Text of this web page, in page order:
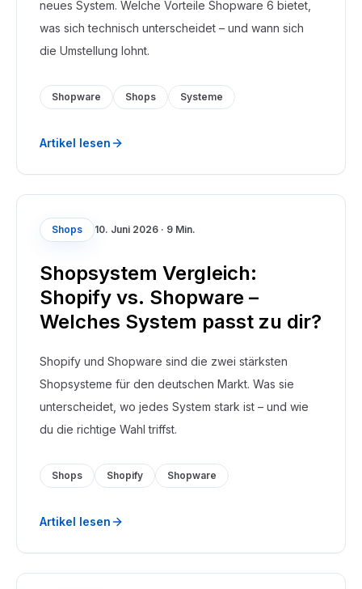
neues System. Welche Vorteile Shopware 6 bietet,
was sich technisch unterscheidet – und wann sich
die Umstellung lohnt.
Shopware Shops Systeme
Artikel lesen
Shops 10. Juni 2026 · 9 Min.
Shopsystem Vergleich:
Shopify vs. Shopware –
Welches System passt zu dir?
Shopify und Shopware sind die zwei stärksten
Shopsysteme für den deutschen Markt. Was sie
unterscheidet, wo jedes System stark ist – und wie
du die richtige Wahl triffst.
Shops Shopify Shopware
Artikel lesen